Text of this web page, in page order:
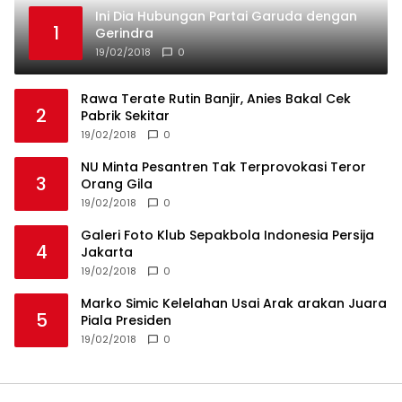
Marko Simic Kelelahan Usai Arak arakan Juara
Piala Presiden
19/02/2018 0
Disclaimer
Media Investigasi 2024